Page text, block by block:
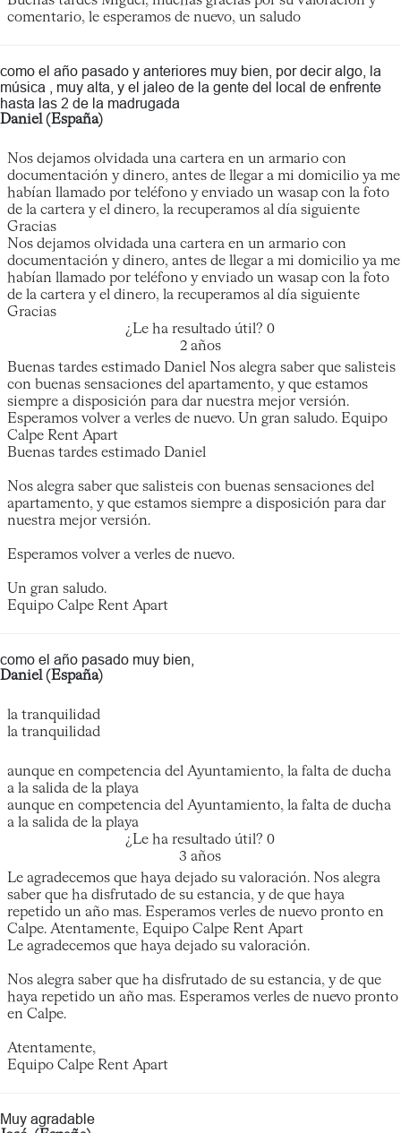
comentario, le esperamos de nuevo, un saludo
como el año pasado y anteriores muy bien, por decir algo, la
música , muy alta, y el jaleo de la gente del local de enfrente
hasta las 2 de la madrugada
Daniel (España)
Nos dejamos olvidada una cartera en un armario con
documentación y dinero, antes de llegar a mi domicilio ya me
habían llamado por teléfono y enviado un wasap con la foto
de la cartera y el dinero, la recuperamos al día siguiente
Gracias
Nos dejamos olvidada una cartera en un armario con
documentación y dinero, antes de llegar a mi domicilio ya me
habían llamado por teléfono y enviado un wasap con la foto
de la cartera y el dinero, la recuperamos al día siguiente
Gracias
¿Le ha resultado útil? 0
2 años
Buenas tardes estimado Daniel Nos alegra saber que salisteis
con buenas sensaciones del apartamento, y que estamos
siempre a disposición para dar nuestra mejor versión.
Esperamos volver a verles de nuevo. Un gran saludo. Equipo
Calpe Rent Apart
Buenas tardes estimado Daniel
Nos alegra saber que salisteis con buenas sensaciones del
apartamento, y que estamos siempre a disposición para dar
nuestra mejor versión.
Esperamos volver a verles de nuevo.
Un gran saludo.
Equipo Calpe Rent Apart
como el año pasado muy bien,
Daniel (España)
la tranquilidad
la tranquilidad
aunque en competencia del Ayuntamiento, la falta de ducha
a la salida de la playa
aunque en competencia del Ayuntamiento, la falta de ducha
a la salida de la playa
¿Le ha resultado útil? 0
3 años
Le agradecemos que haya dejado su valoración. Nos alegra
saber que ha disfrutado de su estancia, y de que haya
repetido un año mas. Esperamos verles de nuevo pronto en
Calpe. Atentamente, Equipo Calpe Rent Apart
Le agradecemos que haya dejado su valoración.
Nos alegra saber que ha disfrutado de su estancia, y de que
haya repetido un año mas. Esperamos verles de nuevo pronto
en Calpe.
Atentamente,
Equipo Calpe Rent Apart
Muy agradable